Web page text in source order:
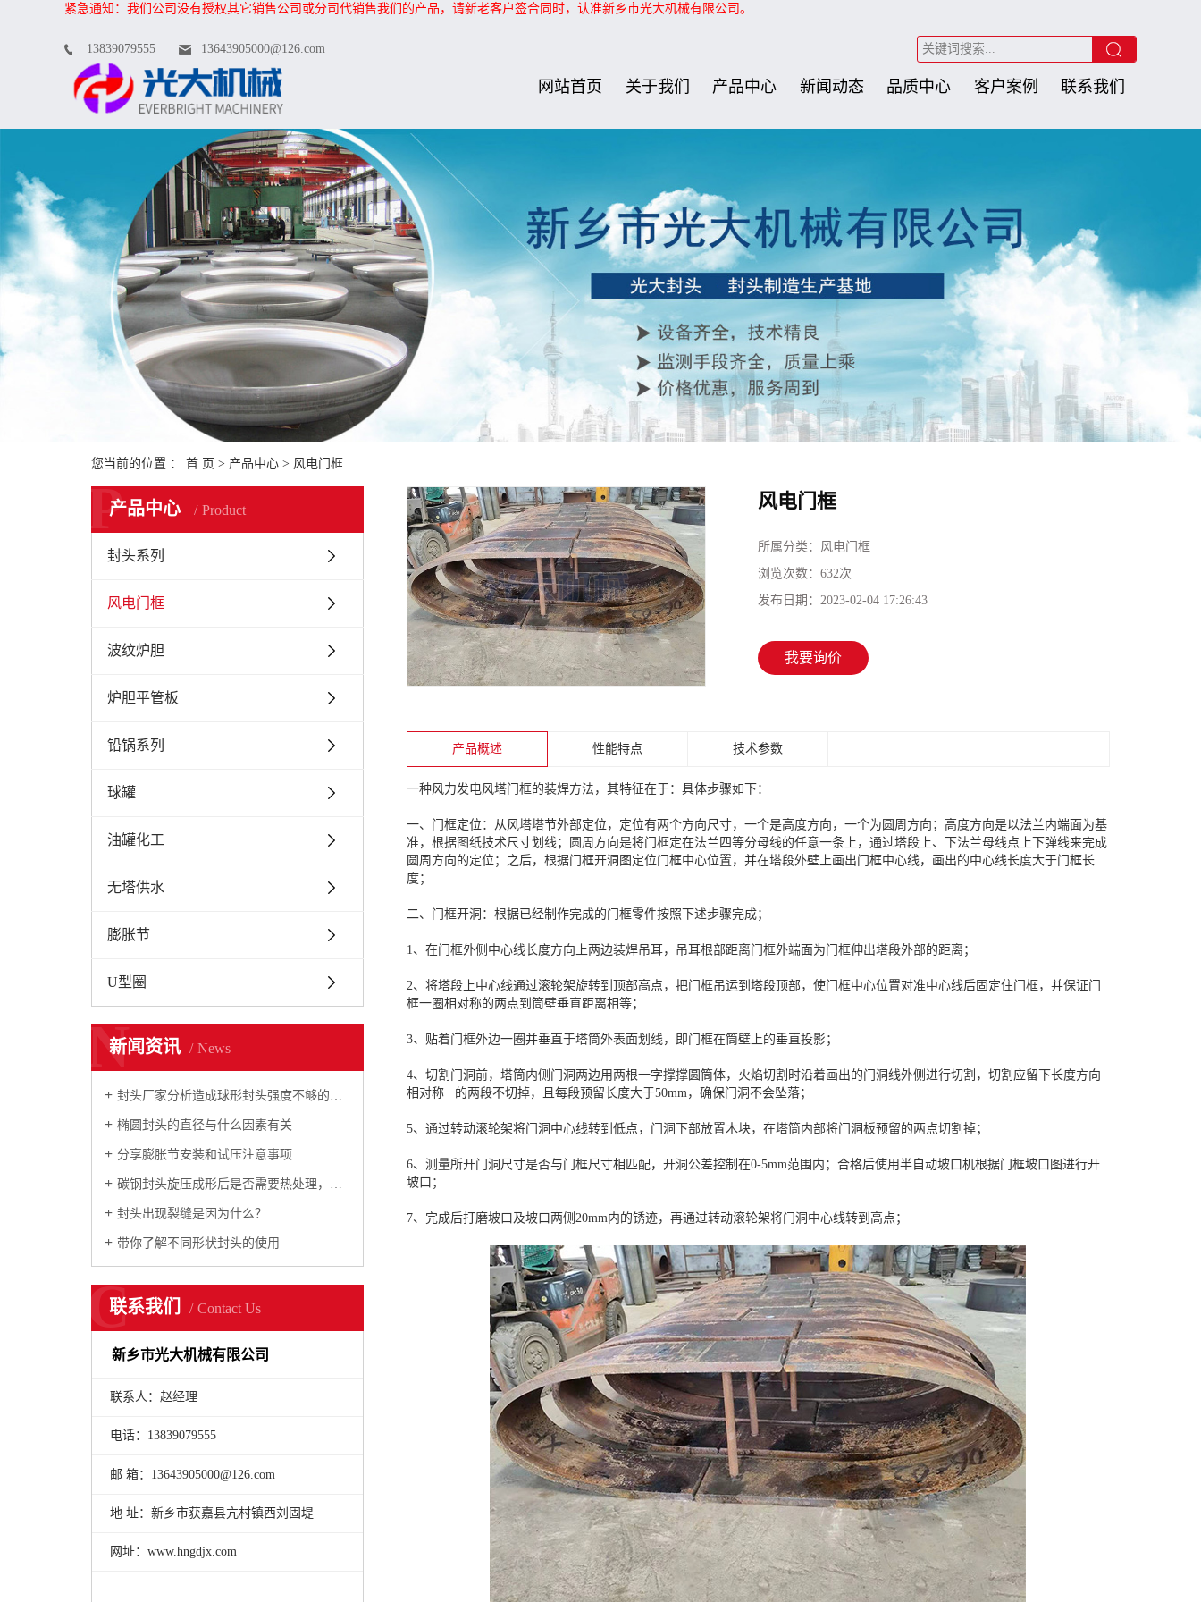
紧急通知：我们公司没有授权其它销售公司或分司代销售我们的产品，请新老客户签合同时，认准新乡市光大机械有限公司。
13839079555 13643905000@126.com
网站首页 关于我们 产品中心 新闻动态 品质中心 客户案例 联系我们
您当前的位置 ： 首 页 > 产品中心 > 风电门框
产品中心 Product
P
封头系列
风电门框
波纹炉胆
炉胆平管板
铅锅系列
球罐
油罐化工
无塔供水
膨胀节
U型圈
新闻资讯 News
N
封头厂家分析造成球形封头强度不够的原因
椭圆封头的直径与什么因素有关
分享膨胀节安装和试压注意事项
碳钢封头旋压成形后是否需要热处理，如何规定的？
封头出现裂缝是因为什么？
带你了解不同形状封头的使用
联系我们 Contact Us
C
新乡市光大机械有限公司
联系人：赵经理
电话：13839079555
邮 箱：13643905000@126.com
地 址：新乡市获嘉县亢村镇西刘固堤
网址：www.hngdjx.com
风电门框
所属分类： 风电门框
浏览次数：632次
发布日期：2023-02-04 17:26:43
我要询价
产品概述 性能特点 技术参数
一种风力发电风塔门框的装焊方法，其特征在于：具体步骤如下：
一、门框定位：从风塔塔节外部定位，定位有两个方向尺寸，一个是高度方向，一个为圆周方向；高度方向是以法兰内端面为基
准，根据图纸技术尺寸划线；圆周方向是将门框定在法兰四等分母线的任意一条上，通过塔段上、下法兰母线点上下弹线来完成
圆周方向的定位；之后，根据门框开洞图定位门框中心位置，并在塔段外壁上画出门框中心线，画出的中心线长度大于门框长
度；
二、门框开洞：根据已经制作完成的门框零件按照下述步骤完成；
1、在门框外侧中心线长度方向上两边装焊吊耳，吊耳根部距离门框外端面为门框伸出塔段外部的距离；
2、将塔段上中心线通过滚轮架旋转到顶部高点，把门框吊运到塔段顶部，使门框中心位置对准中心线后固定住门框，并保证门
框一圈相对称的两点到筒壁垂直距离相等；
3、贴着门框外边一圈并垂直于塔筒外表面划线，即门框在筒壁上的垂直投影；
4、切割门洞前，塔筒内侧门洞两边用两根一字撑撑圆筒体，火焰切割时沿着画出的门洞线外侧进行切割，切割应留下长度方向
相对称 的两段不切掉，且每段预留长度大于50mm，确保门洞不会坠落；
5、通过转动滚轮架将门洞中心线转到低点，门洞下部放置木块，在塔筒内部将门洞板预留的两点切割掉；
6、测量所开门洞尺寸是否与门框尺寸相匹配，开洞公差控制在0-5mm范围内；合格后使用半自动坡口机根据门框坡口图进行开
坡口；
7、完成后打磨坡口及坡口两侧20mm内的锈迹，再通过转动滚轮架将门洞中心线转到高点；